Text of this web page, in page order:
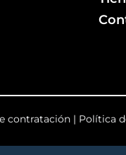
contratación| Política